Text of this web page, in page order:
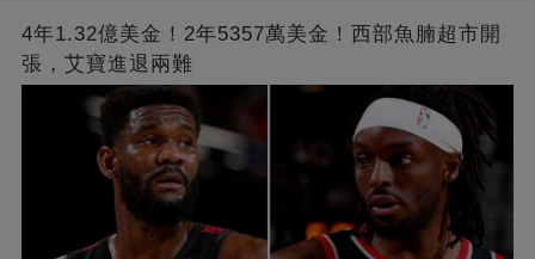
4年1.32億美金！2年5357萬美金！西部魚腩超市開
張，艾寶進退兩難